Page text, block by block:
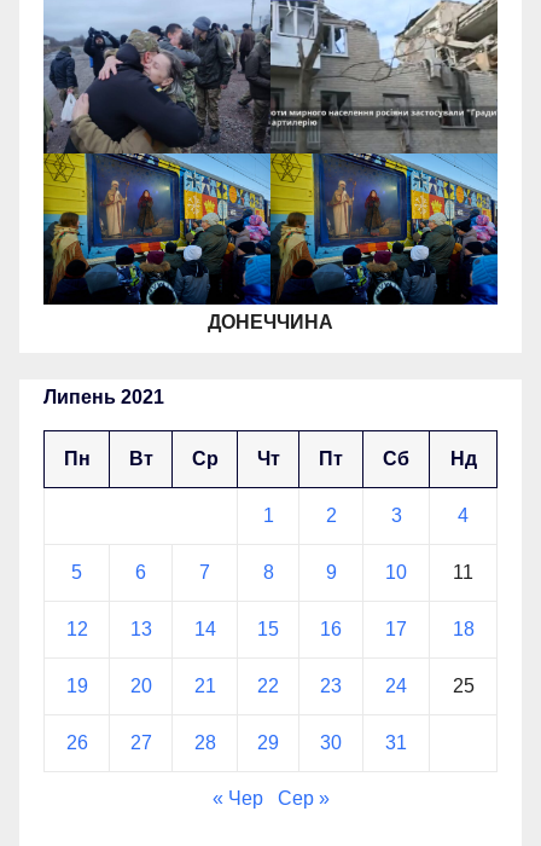
ДОНЕЧЧИНА
Липень 2021
Пн Вт Ср Чт Пт Сб Нд
1 2 3 4
5 6 7 8 9 10 11
12 13 14 15 16 17 18
19 20 21 22 23 24 25
26 27 28 29 30 31
« Чер Сер »